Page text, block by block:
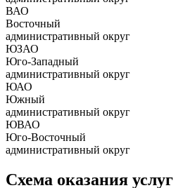
ВАО
Восточный
административный округ
ЮЗАО
Юго-Западный
административный округ
ЮАО
Южный
административный округ
ЮВАО
Юго-Восточный
административный округ
Схема оказания услуг